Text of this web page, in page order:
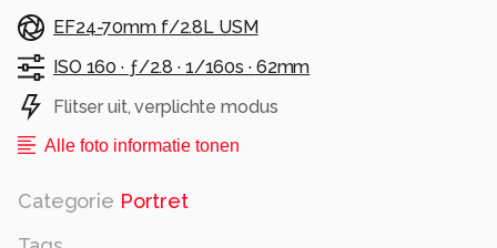
EF24-70mm f/2.8L USM
ISO 160 · ƒ/2.8 · 1/160s · 62mm
Flitser uit, verplichte modus
Alle foto informatie tonen
Categorie Portret